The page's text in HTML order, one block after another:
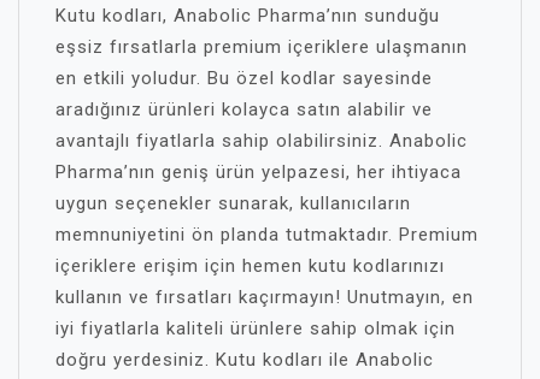
Kutu kodları, Anabolic Pharma’nın sunduğu
eşsiz fırsatlarla premium içeriklere ulaşmanın
en etkili yoludur. Bu özel kodlar sayesinde
aradığınız ürünleri kolayca satın alabilir ve
avantajlı fiyatlarla sahip olabilirsiniz. Anabolic
Pharma’nın geniş ürün yelpazesi, her ihtiyaca
uygun seçenekler sunarak, kullanıcıların
memnuniyetini ön planda tutmaktadır. Premium
içeriklere erişim için hemen kutu kodlarınızı
kullanın ve fırsatları kaçırmayın! Unutmayın, en
iyi fiyatlarla kaliteli ürünlere sahip olmak için
doğru yerdesiniz. Kutu kodları ile Anabolic